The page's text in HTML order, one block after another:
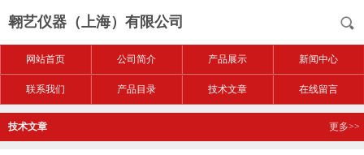
翱艺仪器（上海）有限公司
网站首页 公司简介 产品展示 新闻中心
联系我们 产品目录 技术文章 在线留言
技术文章 更多>>